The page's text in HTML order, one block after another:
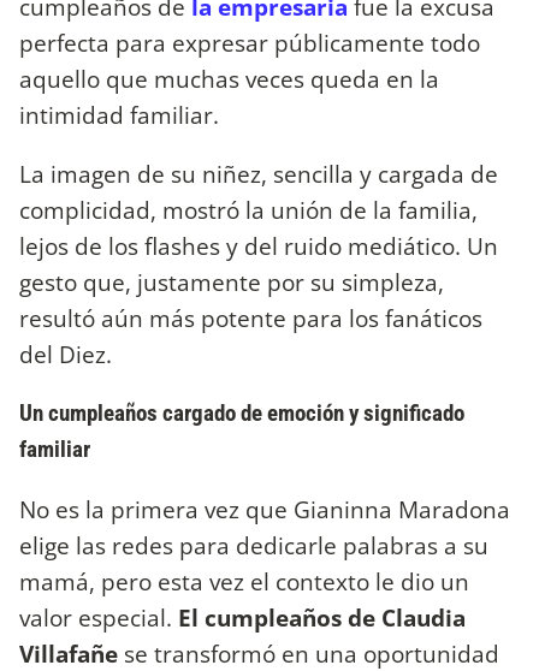
cumpleaños de la empresaria fue la excusa
perfecta para expresar públicamente todo
aquello que muchas veces queda en la
intimidad familiar.
La imagen de su niñez, sencilla y cargada de
complicidad, mostró la unión de la familia,
lejos de los flashes y del ruido mediático. Un
gesto que, justamente por su simpleza,
resultó aún más potente para los fanáticos
del Diez.
Un cumpleaños cargado de emoción y significado
familiar
No es la primera vez que Gianinna Maradona
elige las redes para dedicarle palabras a su
mamá, pero esta vez el contexto le dio un
valor especial. El cumpleaños de Claudia
Villafañe se transformó en una oportunidad